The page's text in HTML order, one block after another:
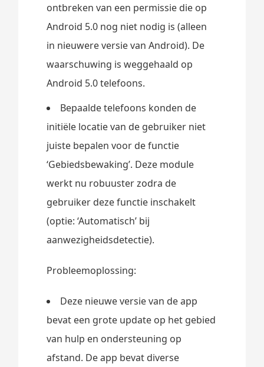
ontbreken van een permissie die op
Android 5.0 nog niet nodig is (alleen
in nieuwere versie van Android). De
waarschuwing is weggehaald op
Android 5.0 telefoons.
Bepaalde telefoons konden de
initiële locatie van de gebruiker niet
juiste bepalen voor de functie
‘Gebiedsbewaking’. Deze module
werkt nu robuuster zodra de
gebruiker deze functie inschakelt
(optie: ‘Automatisch’ bij
aanwezigheidsdetectie).
Probleemoplossing:
Deze nieuwe versie van de app
bevat een grote update op het gebied
van hulp en ondersteuning op
afstand. De app bevat diverse